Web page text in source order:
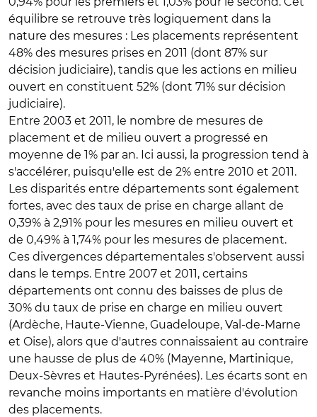
équilibre se retrouve très logiquement dans la
nature des mesures : Les placements représentent
48% des mesures prises en 2011 (dont 87% sur
décision judiciaire), tandis que les actions en milieu
ouvert en constituent 52% (dont 71% sur décision
judiciaire).
Entre 2003 et 2011, le nombre de mesures de
placement et de milieu ouvert a progressé en
moyenne de 1% par an. Ici aussi, la progression tend à
s'accélérer, puisqu'elle est de 2% entre 2010 et 2011.
Les disparités entre départements sont également
fortes, avec des taux de prise en charge allant de
0,39% à 2,91% pour les mesures en milieu ouvert et
de 0,49% à 1,74% pour les mesures de placement.
Ces divergences départementales s'observent aussi
dans le temps. Entre 2007 et 2011, certains
départements ont connu des baisses de plus de
30% du taux de prise en charge en milieu ouvert
(Ardèche, Haute-Vienne, Guadeloupe, Val-de-Marne
et Oise), alors que d'autres connaissaient au contraire
une hausse de plus de 40% (Mayenne, Martinique,
Deux-Sèvres et Hautes-Pyrénées). Les écarts sont en
revanche moins importants en matière d'évolution
des placements.